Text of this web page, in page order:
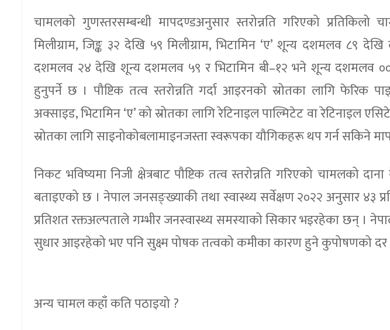
चामलको गुणस्तरसम्बन्धी मापदण्डअनुसार स्तरोन्नति गरिएको
मिलीग्राम, जिङ्क ३२ देखि ५९ मिलीग्राम, भिटामिन ‘ए’ शून्य दशमलव ८९
दशमलव २४ देखि शून्य दशमलव ५९ र भिटामिन बी–१२ भने शून्य दशमलव
हुनुपर्ने छ । पौष्टिक तत्व स्तरोन्नति गर्दा आइरनको स्रोतका लागि फेरिक
अक्साइड, भिटामिन ‘ए’ को स्रोतका लागि रेटिनाइल पाल्मिटेट वा रेटिनाइल
स्रोतका लागि साइनोकोबलामाइनजस्ता स्वरूपका यौगिकहरू थप गर्न सकिने
निकट भविष्यमा निजी क्षेत्रबाट पौष्टिक तत्व स्तरोन्नति गरिएको चामलको
बताइएको छ । नेपाल जनसङ्ख्याकी तथा स्वास्थ्य सर्वेक्षण २०२२ अनुसार ४३
प्रतिशत रक्तअल्पताले गम्भीर जनस्वास्थ्य समस्याको सिकार भइरहेका छन् ।
सुधार आइरहेको भए पनि सुक्ष्म पोषक तत्वको कमीका कारण हुने कुपोषणको
अन्य चामल कहाँ कति पठाइयो ?